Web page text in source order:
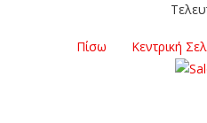
Πίσω Κεντρική